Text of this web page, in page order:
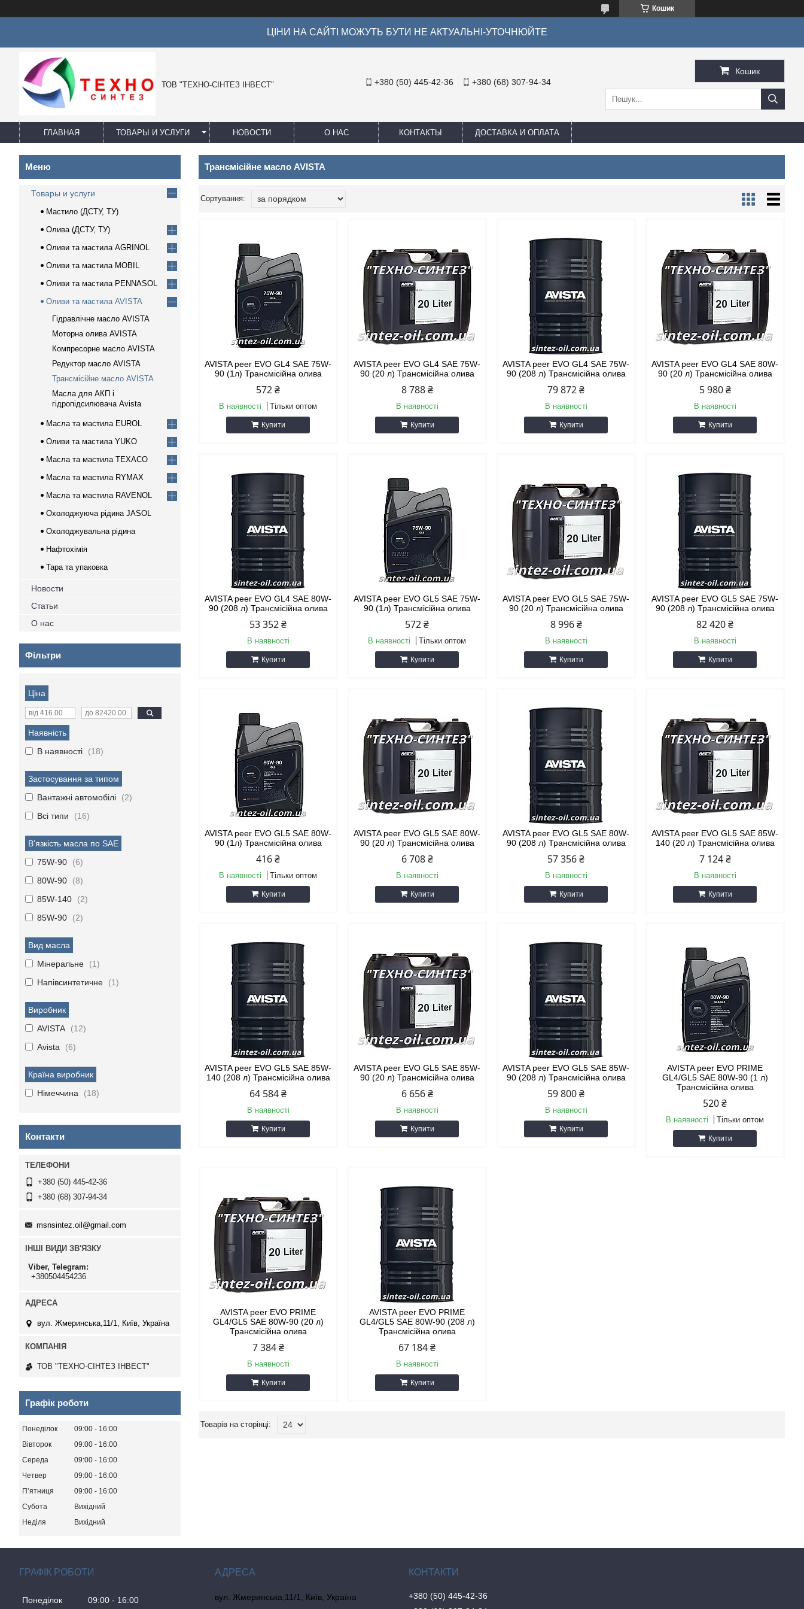
Кошик
ЦІНИ НА САЙТІ МОЖУТЬ БУТИ НЕ АКТУАЛЬНІ-УТОЧНЮЙТЕ
ТОВ "ТЕХНО-СІНТЕЗ ІНВЕСТ" +380 (50) 445-42-36 +380 (68) 307-94-34
Кошик
ГЛАВНАЯ ТОВАРЫ И УСЛУГИ НОВОСТИ О НАС КОНТАКТЫ ДОСТАВКА И ОПЛАТА
Трансмісійне масло AVISTA
AVISTA peer EVO GL4 SAE 75W-
90 (1л) Трансмісійна олива
572 ₴
В наявності Тільки оптом
Купити
AVISTA peer EVO GL4 SAE 75W-
90 (20 л) Трансмісійна олива
8 788 ₴
В наявності
Купити
AVISTA peer EVO GL4 SAE 75W-
90 (208 л) Трансмісійна олива
79 872 ₴
В наявності
Купити
AVISTA peer EVO GL4 SAE 80W-
90 (20 л) Трансмісійна олива
5 980 ₴
В наявності
Купити
AVISTA peer EVO GL4 SAE 80W-
90 (208 л) Трансмісійна олива
53 352 ₴
В наявності
Купити
AVISTA peer EVO GL5 SAE 75W-
90 (1л) Трансмісійна олива
572 ₴
В наявності Тільки оптом
Купити
AVISTA peer EVO GL5 SAE 75W-
90 (20 л) Трансмісійна олива
8 996 ₴
В наявності
Купити
AVISTA peer EVO GL5 SAE 75W-
90 (208 л) Трансмісійна олива
82 420 ₴
В наявності
Купити
AVISTA peer EVO GL5 SAE 80W-
90 (1л) Трансмісійна олива
416 ₴
В наявності Тільки оптом
Купити
AVISTA peer EVO GL5 SAE 80W-
90 (20 л) Трансмісійна олива
6 708 ₴
В наявності
Купити
AVISTA peer EVO GL5 SAE 80W-
90 (208 л) Трансмісійна олива
57 356 ₴
В наявності
Купити
AVISTA peer EVO GL5 SAE 85W-
140 (20 л) Трансмісійна олива
7 124 ₴
В наявності
Купити
AVISTA peer EVO GL5 SAE 85W-
140 (208 л) Трансмісійна олива
64 584 ₴
В наявності
Купити
AVISTA peer EVO GL5 SAE 85W-
90 (20 л) Трансмісійна олива
6 656 ₴
В наявності
Купити
AVISTA peer EVO GL5 SAE 85W-
90 (208 л) Трансмісійна олива
59 800 ₴
В наявності
Купити
AVISTA peer EVO PRIME
GL4/GL5 SAE 80W-90 (1 л)
Трансмісійна олива
520 ₴
В наявності Тільки оптом
Купити
AVISTA peer EVO PRIME
GL4/GL5 SAE 80W-90 (20 л)
Трансмісійна олива
7 384 ₴
В наявності
Купити
AVISTA peer EVO PRIME
GL4/GL5 SAE 80W-90 (208 л)
Трансмісійна олива
67 184 ₴
В наявності
Купити
Товары и услуги
Мастило (ДСТУ, ТУ)
Олива (ДСТУ, ТУ)
Оливи та мастила AGRINOL
Оливи та мастила MOBIL
Оливи та мастила PENNASOL
Оливи та мастила AVISTA
Гідравлічне масло AVISTA
Моторна олива AVISTA
Компресорне масло AVISTA
Редуктор масло AVISTA
Трансмісійне масло AVISTA
Масла для АКП і
гідропідсилювача Avista
Масла та мастила EUROL
Оливи та мастила YUKO
Масла та мастила TEXACO
Масла та мастила RYMAX
Масла та мастила RAVENOL
Охолоджуюча рідина JASOL
Охолоджувальна рідина
Нафтохімія
Тара та упаковка
Новости
Статьи
О нас
Фільтри
Ціна
Наявність
В наявності
18
Застосування за типом
Вантажні автомобілі
2
Всі типи
16
В'язкість масла по SAE
75W-90
6
80W-90
8
85W-140
2
85W-90
2
Вид масла
Мінеральне
1
Напівсинтетичне
1
Виробник
AVISTA
12
Avista
6
Країна виробник
Німеччина
18
Контакти
+380 (50) 445-42-36
+380 (68) 307-94-34
msnsintez.oil@gmail.com
ІНШІ ВИДИ ЗВ'ЯЗКУ
Viber, Telegram
+380504454236
вул. Жмеринська,11/1, Київ, Україна
ТОВ "ТЕХНО-СІНТЕЗ ІНВЕСТ"
Графік роботи
Понеділок 09:00
16:00
Вівторок
09:00
16:00
Середа
09:00
16:00
Четвер
09:00
16:00
Пʼятниця
09:00
16:00
Субота
Вихідний
Неділя
Вихідний
ГРАФІК РОБОТИ
Понеділок 09:00 16:00 вул. Жмеринська,11/1, Київ, Україна
+380 (50) 445-42-36